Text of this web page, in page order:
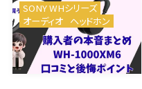
SONY WHシリーズ
オーディオ ヘッドホン